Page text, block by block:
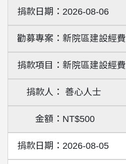
2026-08-06
新院區建設經費
新院區建設經費
善心人士
NT$500
2026-08-05